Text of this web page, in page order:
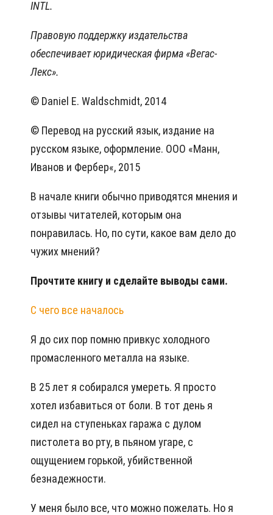
INTL.
Правовую поддержку издательства
обеспечивает юридическая фирма «Вегас-
Лекс».
© Daniel E. Waldschmidt, 2014
© Перевод на русский язык, издание на
русском языке, оформление. ООО «Манн,
Иванов и Фербер«, 2015
В начале книги обычно приводятся мнения и
отзывы читателей, которым она
понравилась. Но, по сути, какое вам дело до
чужих мнений?
Прочтите книгу и сделайте выводы сами.
С чего все началось
Я до сих пор помню привкус холодного
промасленного металла на языке.
В 25 лет я собирался умереть. Я просто
хотел избавиться от боли. В тот день я
сидел на ступеньках гаража с дулом
пистолета во рту, в пьяном угаре, с
ощущением горькой, убийственной
безнадежности.
У меня было все, что можно пожелать. Но я